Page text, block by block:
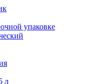
упаковке
л